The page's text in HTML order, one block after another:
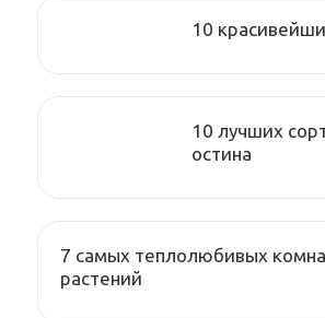
10
10 лучших
остина
7 самых теплолюбивых
растений